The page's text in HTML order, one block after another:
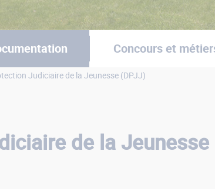
Concours et
Judiciaire de la Jeunesse (DPJJ)
de la Jeunesse